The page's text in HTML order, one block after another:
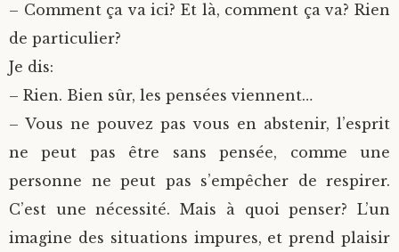
– Comment ça va ici? Et là, comment ça va? Rien
de particulier?
Je dis:
– Rien. Bien sûr, les pensées viennent…
– Vous ne pouvez pas vous en abstenir, l’esprit
ne peut pas être sans pensée, comme une
personne ne peut pas s’empêcher de respirer.
C’est une nécessité. Mais à quoi penser? L’un
imagine des situations impures, et prend plaisir